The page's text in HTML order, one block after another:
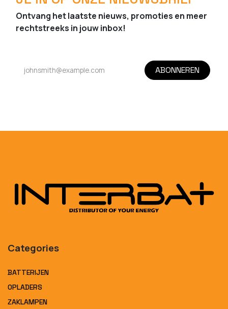
Ontvang het laatste nieuws, promoties en meer
rechtstreeks in jouw inbox!
ABONNEREN
Categories
BATTERIJEN
OPLADERS
ZAKLAMPEN